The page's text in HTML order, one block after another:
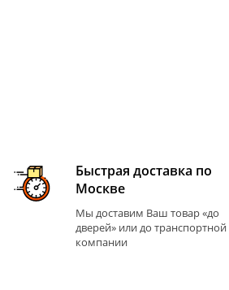
Быстрая доставка по
Москве
Мы доставим Ваш товар «до
дверей» или до транспортной
компании